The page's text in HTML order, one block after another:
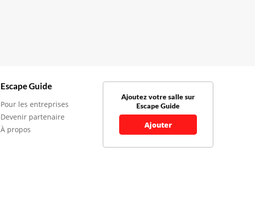
Escape Guide
Pour les entreprises
Devenir partenaire
À propos
Ajoutez votre salle sur
Escape Guide
Ajouter